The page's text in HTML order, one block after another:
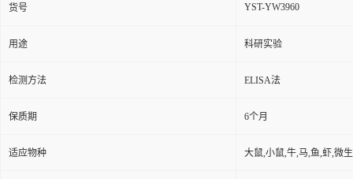
货号 YST-YW3960
用途 科研实验
检测方法 ELISA法
保质期 6个月
适应物种 大鼠,小鼠,牛,马,鱼,虾,微